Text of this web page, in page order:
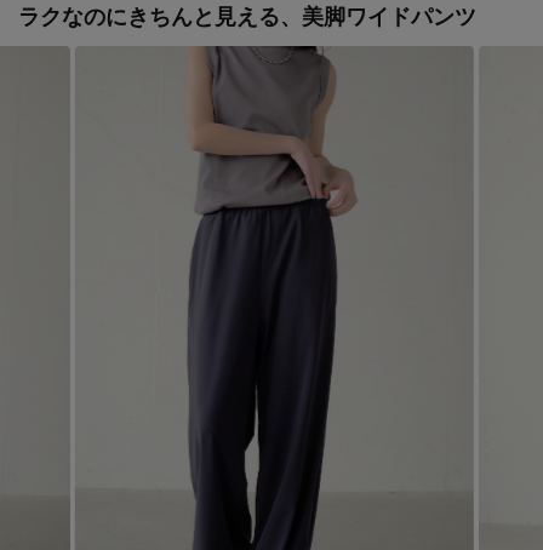
Stay inthe Loop
ELLE SHOP 公式アプリ
ラクなのにきちんと見える、美脚ワイドパンツ